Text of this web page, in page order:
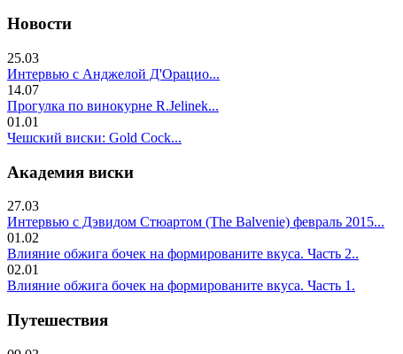
Новости
25.03
Интервью с Анджелой Д'Орацио...
14.07
Прогулка по винокурне R.Jelinek...
01.01
Чешский виски: Gold Cock...
Академия виски
27.03
Интервью с Дэвидом Стюартом (The Balvenie) февраль 2015...
01.02
Влияние обжига бочек на формированите вкуса. Часть 2..
02.01
Влияние обжига бочек на формированите вкуса. Часть 1.
Путешествия